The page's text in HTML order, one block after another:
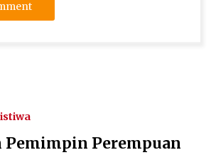
Pemimpin Perempuan